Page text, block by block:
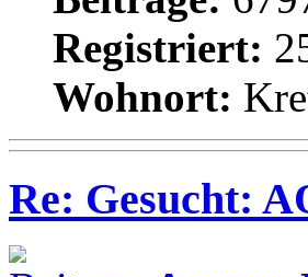
Registriert:
Wohnort:
Re: Gesucht: